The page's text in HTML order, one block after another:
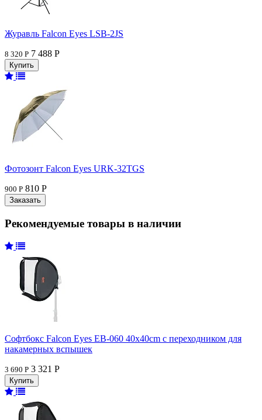
Журавль Falcon Eyes LSB-2JS
8 320 Р 7 488 Р
Фотозонт Falcon Eyes URK-32TGS
900 Р 810 Р
Рекомендуемые товары в наличии
Софтбокс Falcon Eyes EB-060 40x40cm с переходником для
накамерных вспышек
3 690 Р 3 321 Р